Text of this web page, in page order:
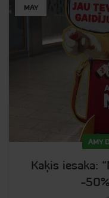
MAY
AMY
Kaķis iesaka:
-